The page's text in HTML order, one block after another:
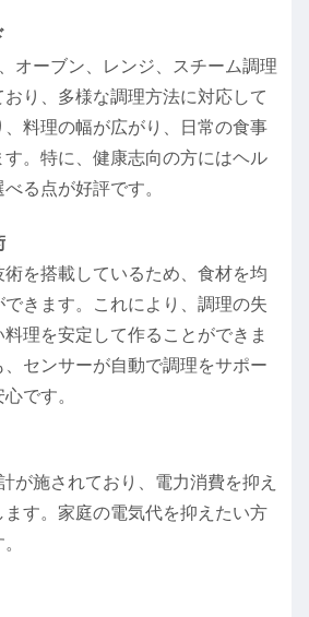
オーブン、レンジ、スチーム調理
り、多様な調理方法に対応して
料理の幅が広がり、日常の食事
。特に、健康志向の方にはヘル
る点が好評です。
を搭載しているため、食材を均
きます。これにより、調理の失
理を安定して作ることができま
センサーが自動で調理をサポー
です。
が施されており、電力消費を抑え
す。家庭の電気代を抑えたい方